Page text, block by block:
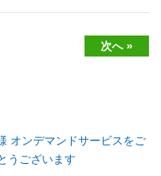
次へ »
オンデマンドサービスをご
うございます